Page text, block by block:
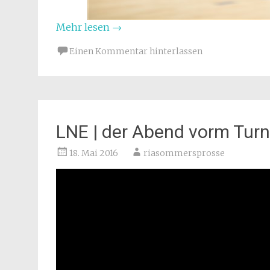
Mehr lesen →
Einen Kommentar hinterlassen
LNE | der Abend vorm
18. Mai 2016 riasommersprosse